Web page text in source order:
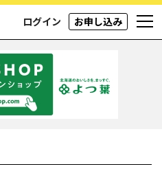
ログイン お申し込み